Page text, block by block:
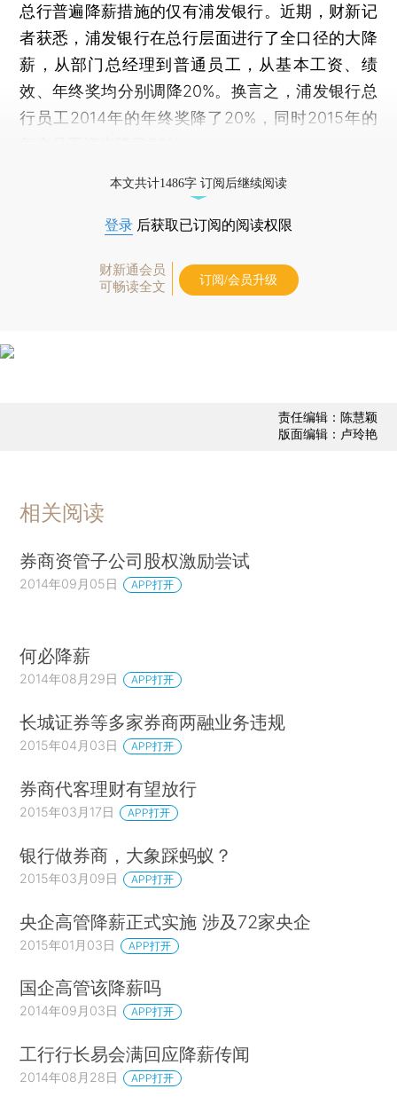
总行普遍降薪措施的仅有浦发银行。近期，财新记
者获悉，浦发银行在总行层面进行了全口径的大降
薪，从部门总经理到普通员工，从基本工资、绩
效、年终奖均分别调降20%。换言之，浦发银行总
行员工2014年的年终奖降了20%，同时2015年的
本文共计1486字 订阅后继续阅读
登录 后获取已订阅的阅读权限
财新通会员
可畅读全文
订阅/会员升级
责任编辑：陈慧颖
版面编辑：卢玲艳
相关阅读
券商资管子公司股权激励尝试
2014年09月05日 APP打开
何必降薪
2014年08月29日 APP打开
长城证券等多家券商两融业务违规
2015年04月03日 APP打开
券商代客理财有望放行
2015年03月17日 APP打开
银行做券商，大象踩蚂蚁？
2015年03月09日 APP打开
央企高管降薪正式实施 涉及72家央企
2015年01月03日 APP打开
国企高管该降薪吗
2014年09月03日 APP打开
工行行长易会满回应降薪传闻
2014年08月28日 APP打开